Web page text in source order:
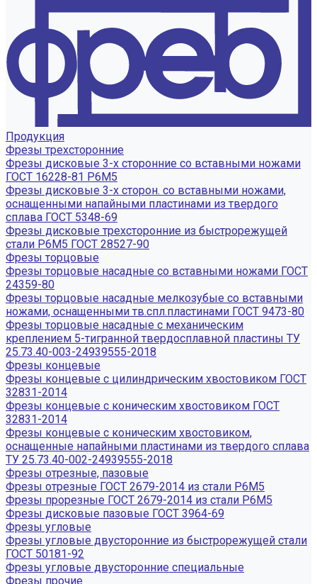
Продукция
Фрезы трехсторонние
Фрезы дисковые 3-х сторонние со вставными ножами
ГОСТ 16228-81 Р6М5
Фрезы дисковые 3-х сторон. со вставными ножами,
оснащенными напайными пластинами из твердого
сплава ГОСТ 5348-69
Фрезы дисковые трехсторонние из быстрорежущей
стали Р6М5 ГОСТ 28527-90
Фрезы торцовые
Фрезы торцовые насадные со вставными ножами ГОСТ
24359-80
Фрезы торцовые насадные мелкозубые со вставными
ножами, оснащенными тв.спл.пластинами ГОСТ 9473-80
Фрезы торцовые насадные с механическим
креплением 5-тигранной твердосплавной пластины ТУ
25.73.40-003-24939555-2018
Фрезы концевые
Фрезы концевые с цилиндрическим хвостовиком ГОСТ
32831-2014
Фрезы концевые с коническим хвостовиком ГОСТ
32831-2014
Фрезы концевые с коническим хвостовиком,
оснащенные напайными пластинами из твердого сплава
ТУ 25.73.40-002-24939555-2018
Фрезы отрезные, пазовые
Фрезы отрезные ГОСТ 2679-2014 из стали Р6М5
Фрезы прорезные ГОСТ 2679-2014 из стали Р6М5
Фрезы дисковые пазовые ГОСТ 3964-69
Фрезы угловые
Фрезы угловые двусторонние из быстрорежущей стали
ГОСТ 50181-92
Фрезы угловые двусторонние специальные
Фрезы прочие